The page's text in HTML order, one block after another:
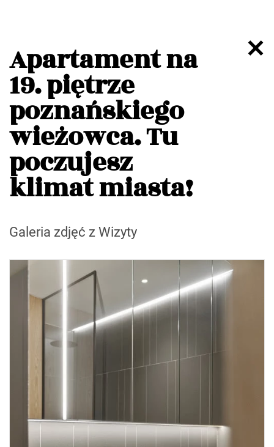
Apartament na
19. piętrze
poznańskiego
wieżowca. Tu
poczujesz
klimat miasta!
Galeria zdjęć z Wizyty